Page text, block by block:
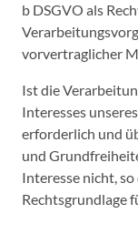
b DSGVO als
vorvertraglicher
Ist die
Interesses
erforderlich und
und
Interesse nicht,
Rechtsgrundlage